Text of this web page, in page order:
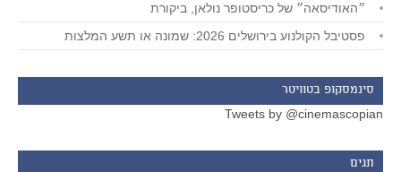
״האודיסאה״ של כריסטופר נולאן, ביקורת
פסטיבל הקולנוע בירושלים 2026: שמונה או תשע המלצות
סינמסקופ בטוויטר
Tweets by @cinemascopian
תגים